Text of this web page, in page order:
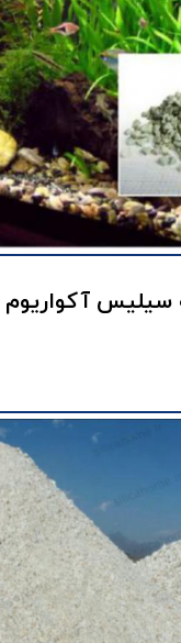
سیلیس